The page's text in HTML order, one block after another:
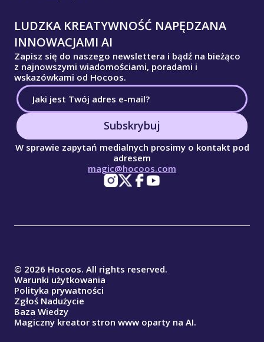
LUDZKA KREATYWNOŚĆ NAPĘDZANA
INNOWACJAMI AI
Zapisz się do naszego newslettera i bądź na bieżąco
z najnowszymi wiadomościami, poradami i
wskazówkami od Hocoos.
Subskrybuj
W sprawie zapytań medialnych prosimy o kontakt pod
adresem
magic@hocoos.com
© 2026 Hocoos. All rights reserved.
Warunki użytkowania
Polityka prywatności
Zgłoś Nadużycie
Baza Wiedzy
Magiczny kreator stron www oparty na AI.